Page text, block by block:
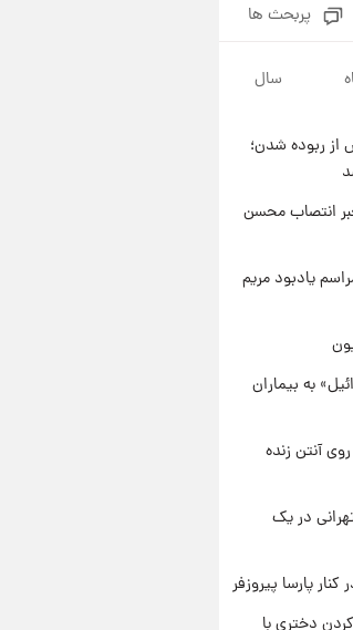
ایران‌خودرو و
استقلال با
را ترک کرد!
از شهیدان
فرماندهان
پربحث ها
سال
ربوده شدن؛
انتصاب محسن
یادبود مریم
به بیماران
آنتن زنده
در یک
پارسا پیروزفر
دختری با